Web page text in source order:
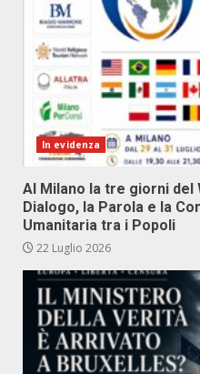
In evidenza
Al Milano la tre giorni del
Dialogo, la Parola e la
Umanitaria tra i Popoli
22 Luglio 2026